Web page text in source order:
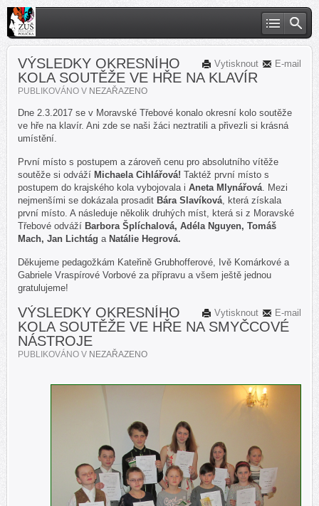
E-mail
Vytisknout
VÝSLEDKY OKRESNÍHO
KOLA SOUTĚŽE VE HŘE NA KLAVÍR
PUBLIKOVÁNO V NEZAŘAZENO
Dne 2.3.2017 se v Moravské Třebové konalo okresní kolo soutěže
ve hře na klavír. Ani zde se naši žáci neztratili a přivezli si krásná
umístění.
První místo s postupem a zároveň cenu pro absolutního vítěže
soutěže si odváží Michaela Cihlářová! Taktéž první místo s
postupem do krajského kola vybojovala i Aneta Mlynářová. Mezi
nejmenšími se dokázala prosadit Bára Slavíková, která získala
první místo. A následuje několik druhých míst, která si z Moravské
Třebové odváží Barbora Šplíchalová, Adéla Nguyen, Tomáš
Mach, Jan Lichtág aNatálie Hegrová.
Děkujeme pedagožkám Kateřině Grubhofferové, Ivě Komárkové a
Gabriele Vraspírové Vorbové za přípravu a všem ještě jednou
gratulujeme!
E-mail
Vytisknout
VÝSLEDKY OKRESNÍHO
KOLA SOUTĚŽE VE HŘE NA SMYČCOVÉ
NÁSTROJE
PUBLIKOVÁNO V NEZAŘAZENO